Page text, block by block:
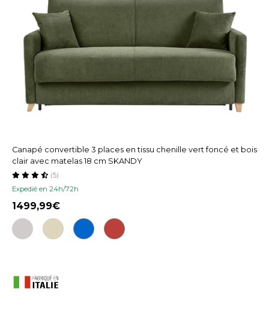
Canapé convertible 3 places en tissu chenille vert foncé et bois
clair avec matelas 18 cm SKANDY
Expedié en 24h/72h
(5)
1499,99